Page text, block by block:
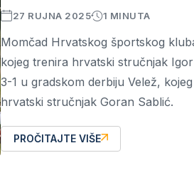
27 RUJNA 2025 1 MINUTA
Momčad Hrvatskog športskog
kojeg trenira hrvatski stručnjak
3-1 u gradskom derbiju Velež,
hrvatski stručnjak Goran Sablić.
PROČITAJTE VIŠE